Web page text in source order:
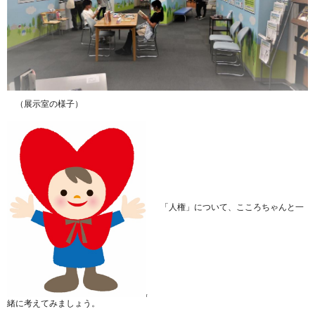
（展示室の様子）
「人権」について、こころちゃんと一
緒に考えてみましょう。